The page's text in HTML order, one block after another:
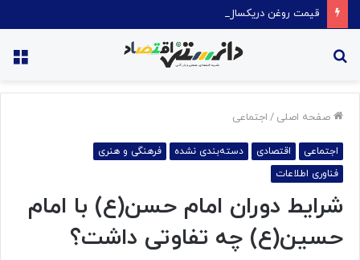
قیمت روغن دریکسال رکورد زد
صفحه اصلی / اجتماعی
اجتماعی اقتصادی دسته‌بندی نشده
فرهنگی و هنری
فناوری اطلاعات
شرایط دوران امام حسن(ع) با امام
حسین(ع) چه تفاوتی داشت؟